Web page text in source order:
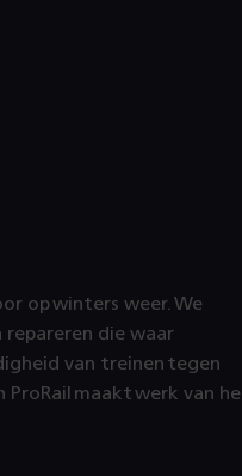
op winters weer. We
repareren die waar
van treinen tegen
maakt werk van